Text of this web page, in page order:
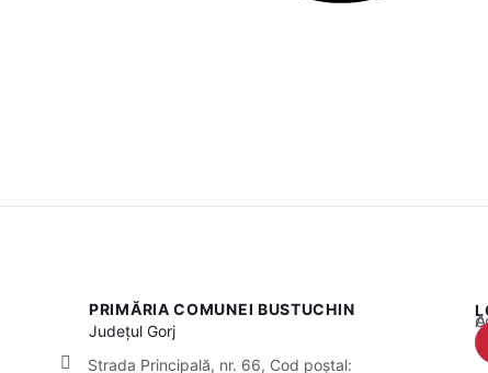
PRIMĂRIA COMUNEI BUSTUCHIN
JudețulGorj
Strada Principală, nr. 66, Cod poștal: